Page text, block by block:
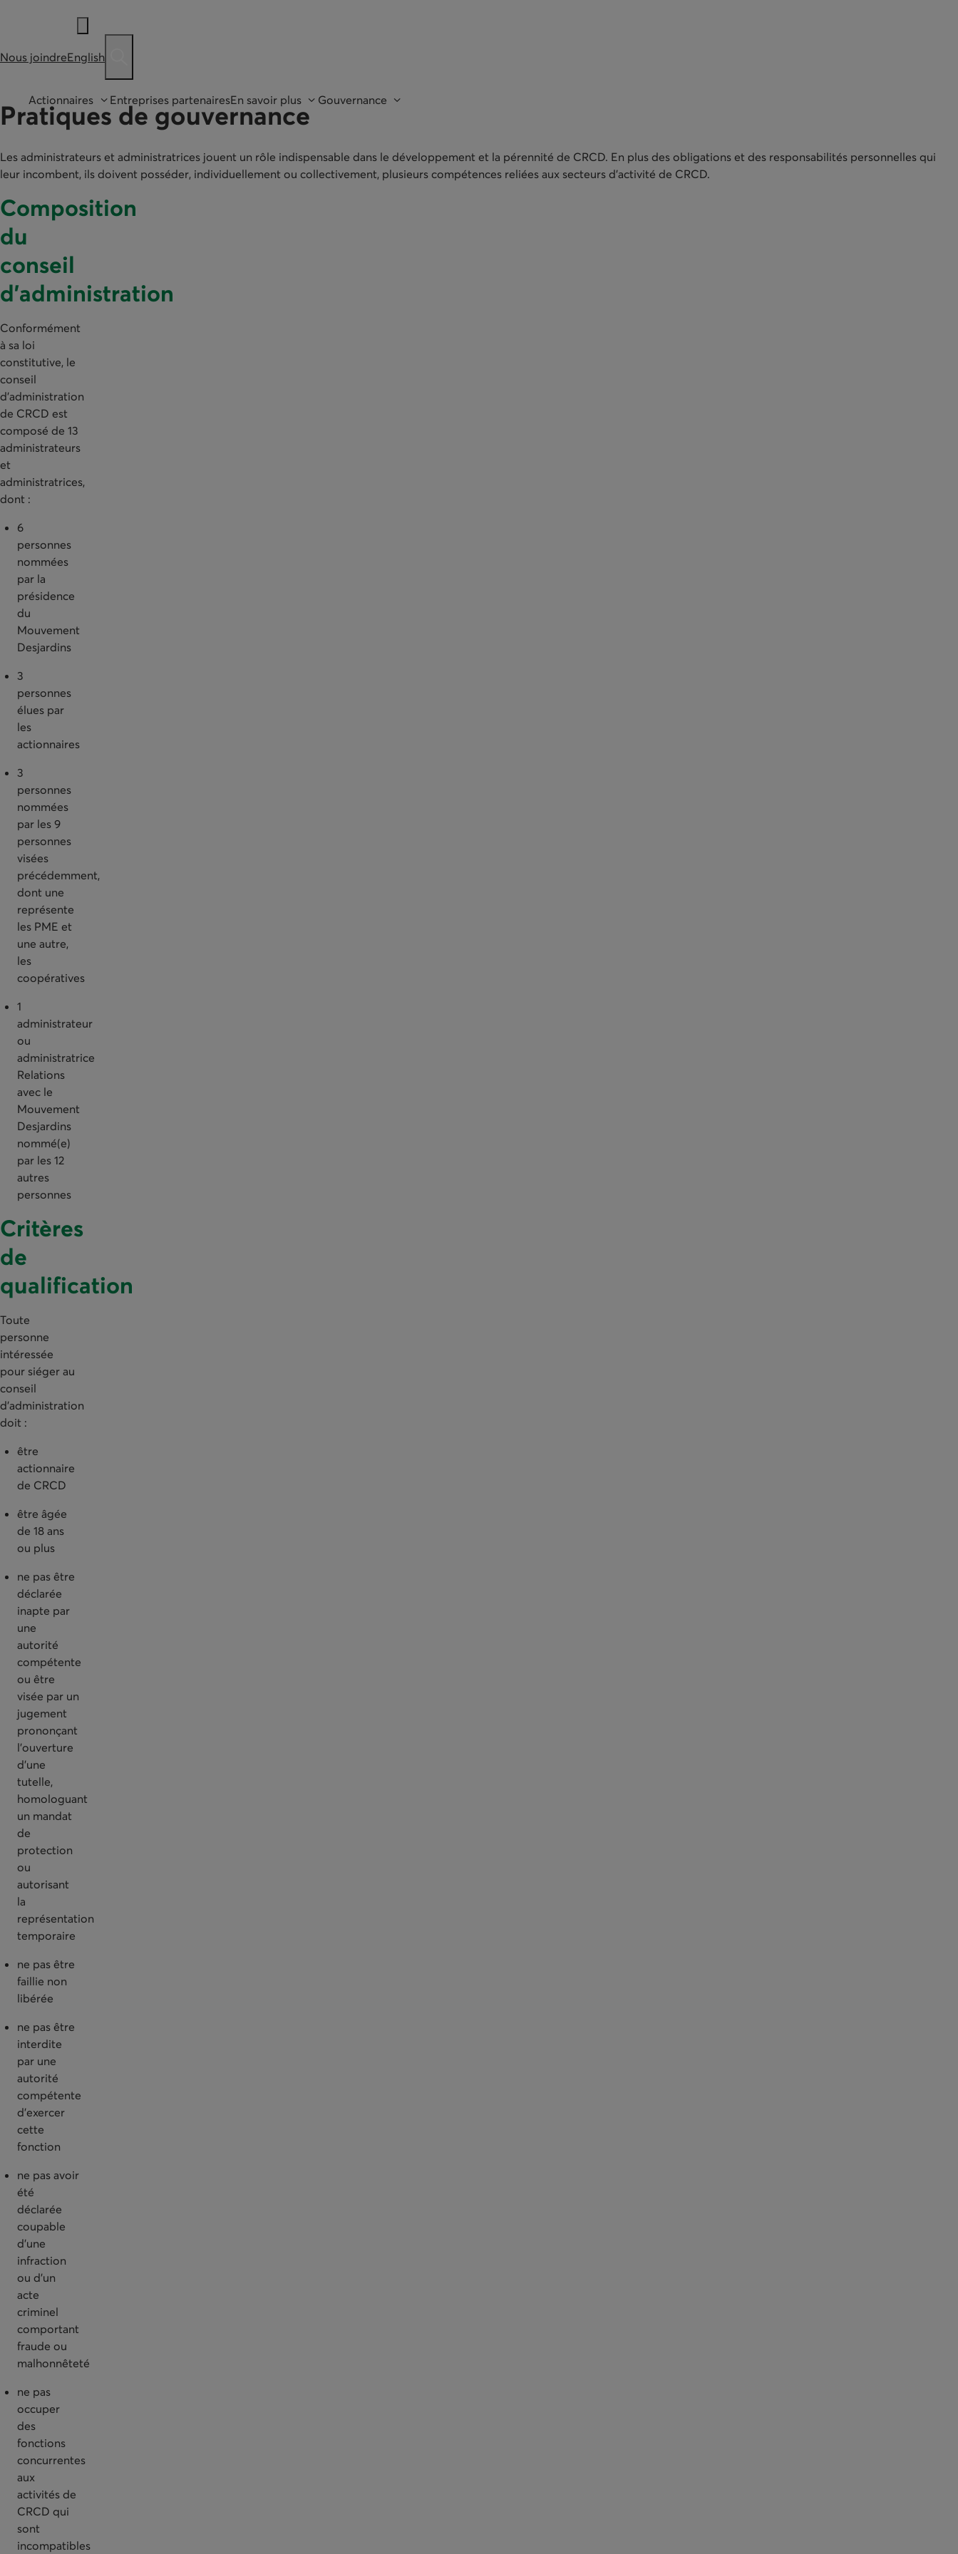
Nous joindreEnglish
Actionnaires Entreprises partenairesEn savoir plus Gouvernance
Pratiques de gouvernance
Les administrateurs et administratrices jouent un rôle indispensable dans le développement et la pérennité de CRCD. En plus des obligations et des responsabilités personnelles qui
leur incombent, ils doivent posséder, individuellement ou collectivement, plusieurs compétences reliées aux secteurs d’activité de CRCD.
Composition
du
conseil
d’administration
Conformément
à sa loi
constitutive, le
conseil
d’administration
de CRCD est
composé de 13
administrateurs
et
administratrices,
dont :
6
personnes
nommées
par la
présidence
du
Mouvement
Desjardins
3
personnes
élues par
les
actionnaires
3
personnes
nommées
par les 9
personnes
visées
précédemment,
dont une
représente
les PME et
une autre,
les
coopératives
1
administrateur
ou
administratrice
Relations
avec le
Mouvement
Desjardins
nommé(e)
par les 12
autres
personnes
Critères
de
qualification
Toute
personne
intéressée
pour siéger au
conseil
d’administration
doit :
être
actionnaire
de CRCD
être âgée
de 18 ans
ou plus
ne pas être
déclarée
inapte par
une
autorité
compétente
ou être
visée par un
jugement
prononçant
l’ouverture
d’une
tutelle,
homologuant
un mandat
de
protection
ou
autorisant
la
représentation
temporaire
ne pas être
faillie non
libérée
ne pas être
interdite
par une
autorité
compétente
d’exercer
cette
fonction
ne pas avoir
été
déclarée
coupable
d’une
infraction
ou d’un
acte
criminel
comportant
fraude ou
malhonnêteté
ne pas
occuper
des
fonctions
concurrentes
aux
activités de
CRCD qui
sont
incompatibles